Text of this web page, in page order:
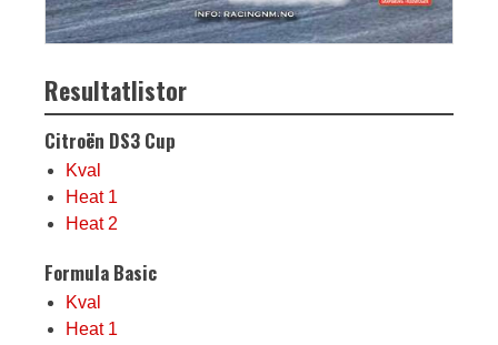
Resultatlistor
Citroën DS3 Cup
Kval
Heat 1
Heat 2
Formula Basic
Kval
Heat 1